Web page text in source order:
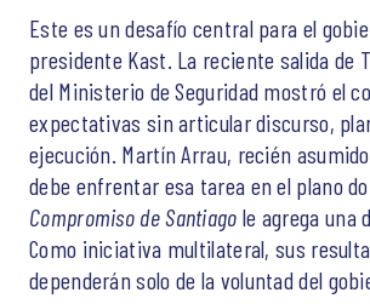
Este es un desafío central para el
presidente Kast. La reciente salida de
del Ministerio de Seguridad mostró el
expectativas sin articular discurso,
ejecución. Martín Arrau, recién
debe enfrentar esa tarea en el plano
Compromiso de Santiago le agrega una
Como iniciativa multilateral, sus
dependerán solo de la voluntad del